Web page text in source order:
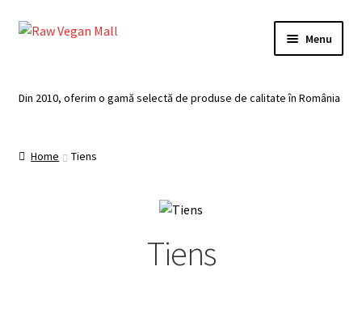
Skip
Skip
Menu
Categorii
Din 2010, oferim o gamă selectă de produse de calitate în România
Home Tiens
Tiens